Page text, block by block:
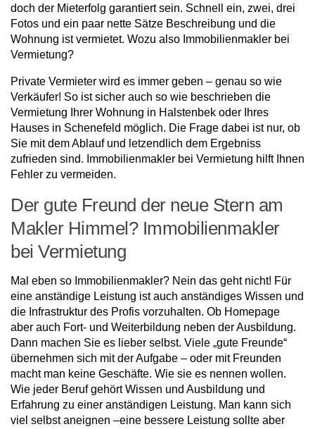
doch der Mieterfolg garantiert sein. Schnell ein, zwei, drei
Fotos und ein paar nette Sätze Beschreibung und die
Wohnung ist vermietet. Wozu also Immobilienmakler bei
Vermietung?
Private Vermieter wird es immer geben – genau so wie
Verkäufer! So ist sicher auch so wie beschrieben die
Vermietung Ihrer Wohnung in Halstenbek oder Ihres
Hauses in Schenefeld möglich. Die Frage dabei ist nur, ob
Sie mit dem Ablauf und letzendlich dem Ergebniss
zufrieden sind. Immobilienmakler bei Vermietung hilft Ihnen
Fehler zu vermeiden.
Der gute Freund der neue Stern am
Makler Himmel? Immobilienmakler
bei Vermietung
Mal eben so Immobilienmakler? Nein das geht nicht! Für
eine anständige Leistung ist auch anständiges Wissen und
die Infrastruktur des Profis vorzuhalten. Ob Homepage
aber auch Fort- und Weiterbildung neben der Ausbildung.
Dann machen Sie es lieber selbst. Viele „gute Freunde“
übernehmen sich mit der Aufgabe – oder mit Freunden
macht man keine Geschäfte. Wie sie es nennen wollen.
Wie jeder Beruf gehört Wissen und Ausbildung und
Erfahrung zu einer anständigen Leistung. Man kann sich
viel selbst aneignen –eine bessere Leistung sollte aber